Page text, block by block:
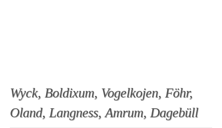
Wyck, Boldixum, Vogelkojen, Föhr,
Oland, Langness, Amrum, Dagebüll